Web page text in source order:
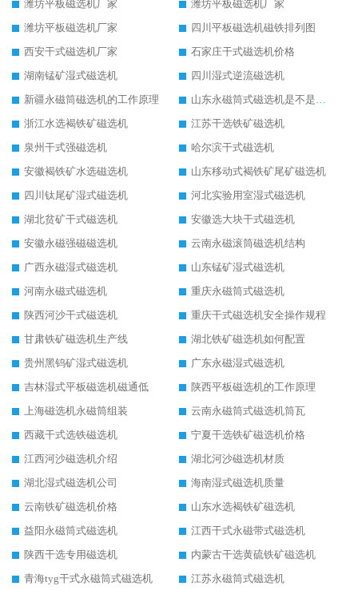
潍坊平板磁选机厂家
潍坊平板磁选机厂家
潍坊平板磁选机厂家
四川平板磁选机磁铁排列图
西安干式磁选机厂家
石家庄干式磁选机价格
湖南锰矿湿式磁选机
四川湿式逆流磁选机
新疆永磁筒磁选机的工作原理
山东永磁筒式磁选机是不是强磁
浙江水选褐铁矿磁选机
江苏干选铁矿磁选机
泉州干式强磁选机
哈尔滨干式磁选机
安徽褐铁矿水选磁选机
山东移动式褐铁矿尾矿磁选机
四川钛尾矿湿式磁选机
河北实验用室湿式磁选机
湖北贫矿干式磁选机
安徽选大块干式磁选机
安徽永磁强磁磁选机
云南永磁滚筒磁选机结构
广西永磁湿式磁选机
山东锰矿湿式磁选机
河南永磁式磁选机
重庆永磁筒式磁选机
陕西河沙干式磁选机
重庆干式磁选机安全操作规程
甘肃铁矿磁选机生产线
湖北铁矿磁选机如何配置
贵州黑钨矿湿式磁选机
广东永磁湿式磁选机
吉林湿式平板磁选机磁通低
陕西平板磁选机的工作原理
上海磁选机永磁筒组装
云南永磁筒式磁选机筒瓦
西藏干式选铁磁选机
宁夏干选铁矿磁选机价格
江西河沙磁选机介绍
湖北河沙磁选机材质
湖北湿式磁选机公司
海南湿式磁选机质量
云南铁矿磁选机价格
山东水选褐铁矿磁选机
益阳永磁筒式磁选机
江西干式永磁带式磁选机
陕西干选专用磁选机
内蒙古干选黄硫铁矿磁选机
青海tyg干式永磁筒式磁选机
江苏永磁筒式磁选机